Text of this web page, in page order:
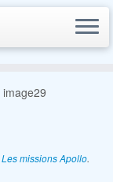
image29
Les missions Apollo.